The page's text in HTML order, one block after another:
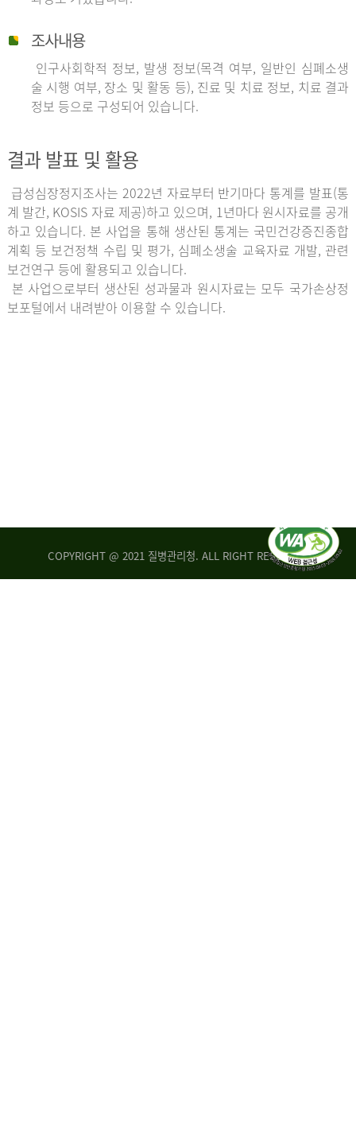
조사내용
인구사회학적 정보, 발생 정보(목격 여부, 일반인 심폐소생
술 시행 여부, 장소 및 활동 등), 진료 및 치료 정보, 치료 결과
정보 등으로 구성되어 있습니다.
결과 발표 및 활용
급성심장정지조사는 2022년 자료부터 반기마다 통계를 발표(통
계 발간, KOSIS 자료 제공)하고 있으며, 1년마다 원시자료를 공개
하고 있습니다. 본 사업을 통해 생산된 통계는 국민건강증진종합
계획 등 보건정책 수립 및 평가, 심폐소생술 교육자료 개발, 관련
보건연구 등에 활용되고 있습니다.
본 사업으로부터 생산된 성과물과 원시자료는 모두 국가손상정
보포털에서 내려받아 이용할 수 있습니다.
COPYRIGHT @ 2021 질병관리청. ALL RIGHT RESERVED